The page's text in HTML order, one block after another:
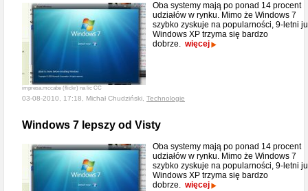
impresa.mccabe (flickr) na lic CC
Oba systemy mają po ponad 14 procent
udziałów w rynku. Mimo że Windows 7
szybko zyskuje na popularności, 9-letni
Windows XP trzyma się bardzo
dobrze. więcej
03-08-2010, 17:18, Michał Chudziński, Technologie
Windows 7 lepszy od Visty
Oba systemy mają po ponad 14 procent
udziałów w rynku. Mimo że Windows 7
szybko zyskuje na popularności, 9-letni
Windows XP trzyma się bardzo
dobrze. więcej